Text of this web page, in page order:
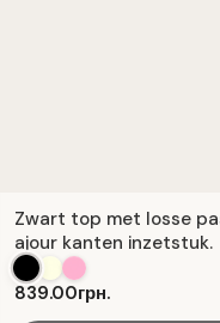
Zwart top met losse
ajour kanten inzetstuk.
839.00грн.